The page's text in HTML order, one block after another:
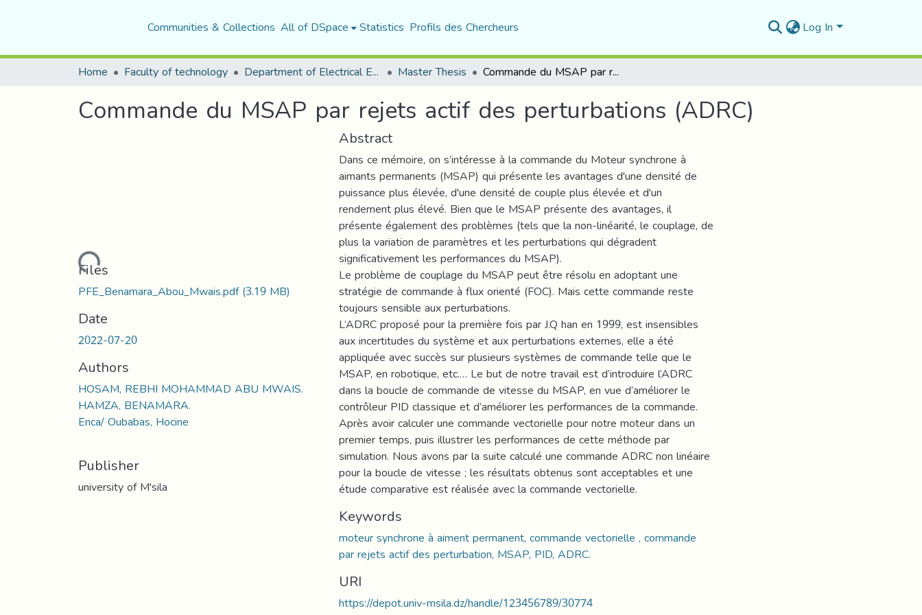
Communities & Collections All of DSpace Statistics Profils des Chercheurs Log In
Home Faculty of technology Department of Electrical Engineering Master Thesis Commande du MSAP par rejets actif des perturbations (ADRC)
Commande du MSAP par rejets actif des perturbations (ADRC)
Loading...
Files
PFE_Benamara_Abou_Mwais.pdf(3.19 MB)
Date
2022-07-20
Authors
HOSAM, REBHI MOHAMMAD ABU MWAIS.
HAMZA, BENAMARA.
Enca/ Oubabas, Hocine
Publisher
university of M'sila
Abstract
Dans ce mémoire, on s’intéresse à la commande du Moteur synchrone à
aimants permanents (MSAP) qui présente les avantages d'une densité de
puissance plus élevée, d'une densité de couple plus élevée et d'un
rendement plus élevé. Bien que le MSAP présente des avantages, il
présente également des problèmes (tels que la non-linéarité, le couplage, de
plus la variation de paramètres et les perturbations qui dégradent
significativement les performances du MSAP).
Le problème de couplage du MSAP peut être résolu en adoptant une
stratégie de commande à flux orienté (FOC). Mais cette commande reste
toujours sensible aux perturbations.
L’ADRC proposé pour la première fois par J.Q han en 1999, est insensibles
aux incertitudes du système et aux perturbations externes, elle a été
appliquée avec succès sur plusieurs systèmes de commande telle que le
MSAP, en robotique, etc.… Le but de notre travail est d’introduire l’ADRC
dans la boucle de commande de vitesse du MSAP, en vue d’améliorer le
contrôleur PID classique et d’améliorer les performances de la commande.
Après avoir calculer une commande vectorielle pour notre moteur dans un
premier temps, puis illustrer les performances de cette méthode par
simulation. Nous avons par la suite calculé une commande ADRC non linéaire
pour la boucle de vitesse ; les résultats obtenus sont acceptables et une
étude comparative est réalisée avec la commande vectorielle.
Keywords
moteur synchrone à aiment permanent, commande vectorielle , commande
par rejets actif des perturbation, MSAP, PID, ADRC.
URI
https://depot.univ-msila.dz/handle/123456789/30774